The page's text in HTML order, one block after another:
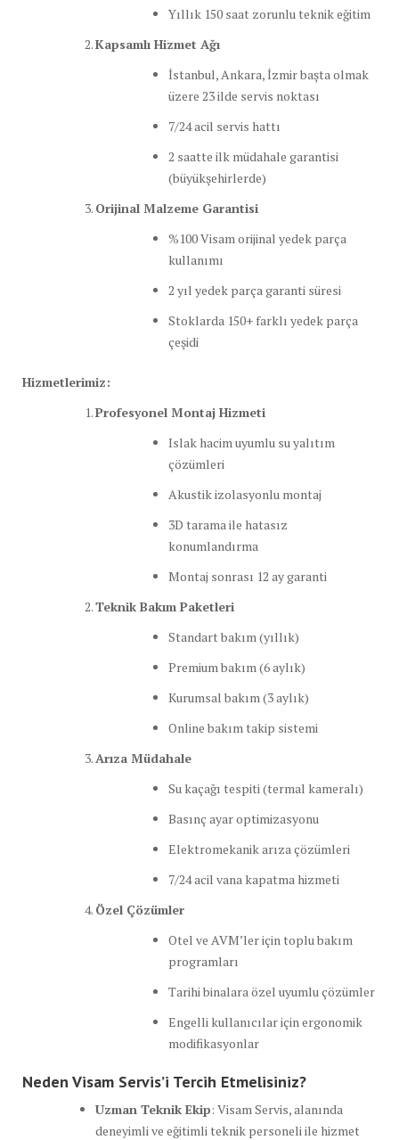
Yıllık 150 saat zorunlu teknik eğitim
Kapsamlı Hizmet Ağı
İstanbul, Ankara, İzmir başta olmak
üzere 23 ilde servis noktası
7/24 acil servis hattı
2 saatte ilk müdahale garantisi
(büyükşehirlerde)
Orijinal Malzeme Garantisi
%100 Visam orijinal yedek parça
kullanımı
2 yıl yedek parça garanti süresi
Stoklarda 150+ farklı yedek parça
çeşidi
Hizmetlerimiz:
Profesyonel Montaj Hizmeti
Islak hacim uyumlu su yalıtım
çözümleri
Akustik izolasyonlu montaj
3D tarama ile hatasız
konumlandırma
Montaj sonrası 12 ay garanti
Teknik Bakım Paketleri
Standart bakım (yıllık)
Premium bakım (6 aylık)
Kurumsal bakım (3 aylık)
Online bakım takip sistemi
Arıza Müdahale
Su kaçağı tespiti (termal kameralı)
Basınç ayar optimizasyonu
Elektromekanik arıza çözümleri
7/24 acil vana kapatma hizmeti
Özel Çözümler
Otel ve AVM’ler için toplu bakım
programları
Tarihi binalara özel uyumlu çözümler
Engelli kullanıcılar için ergonomik
modifikasyonlar
Neden Visam Servis’i Tercih Etmelisiniz?
Uzman Teknik Ekip: Visam Servis, alanında
deneyimli ve eğitimli teknik personeli ile hizmet